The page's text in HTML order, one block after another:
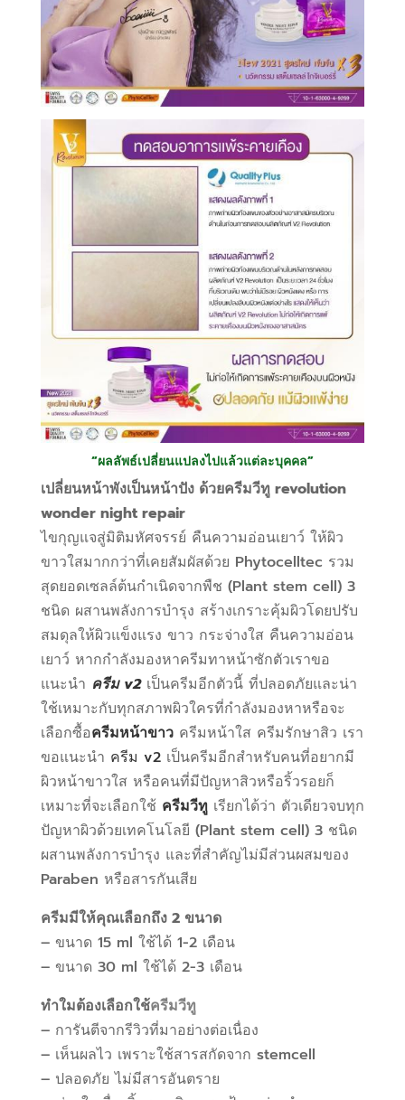
“ผลลัพธ์เปลี่ยนแปลงไปแล้วแต่ละบุคคล”
เปลี่ยนหน้าพังเป็นหน้าปัง ด้วยครีมวีทู revolution
wonder night repair
ไขกุญแจสู่มิติมหัศจรรย์ คืนความอ่อนเยาว์ ให้ผิว
ขาวใสมากกว่าที่เคยสัมผัสด้วย Phytocelltec รวม
สุดยอดเซลล์ต้นกำเนิดจากพืช (Plant stem cell) 3
ชนิด ผสานพลังการบำรุง สร้างเกราะคุ้มผิวโดยปรับ
สมดุลให้ผิวแข็งแรง ขาว กระจ่างใส คืนความอ่อน
เยาว์ หากกำลังมองหาครีมทาหน้าซักตัวเราขอ
แนะนำ ครีม v2เป็นครีมอีกตัวนี้ ที่ปลอดภัยและน่า
ใช้เหมาะกับทุกสภาพผิวใครที่กำลังมองหาหรือจะ
เลือกซื้อครีมหน้าขาวครีมหน้าใส ครีมรักษาสิว เรา
ขอแนะนำ ครีม v2เป็นครีมอีกสำหรับคนที่อยากมี
ผิวหน้าขาวใส หรือคนที่มีปัญหาสิวหรือริ้วรอยก็
เหมาะที่จะเลือกใช้ ครีมวีทูเรียกได้ว่า ตัวเดียวจบทุก
ปัญหาผิวด้วยเทคโนโลยี (Plant stem cell) 3 ชนิด
ผสานพลังการบำรุง และที่สำคัญไม่มีส่วนผสมของ
Paraben หรือสารกันเสีย
ครีมมีให้คุณเลือกถึง 2 ขนาด
– ขนาด 15 ml ใช้ได้ 1-2 เดือน
– ขนาด 30 ml ใช้ได้ 2-3 เดือน
ทำใมต้องเลือกใช้ครีมวีทู
– การันตีจากรีวิวที่มาอย่างต่อเนื่อง
– เห็นผลไว เพราะใช้สารสกัดจาก stemcell
– ปลอดภัย ไม่มีสารอันตราย